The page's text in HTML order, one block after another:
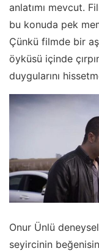
anlatımı mevcut.
bu konuda pek
Çünkü filmde bir
öyküsü içinde
duygularını
Onur Ünlü
seyircinin